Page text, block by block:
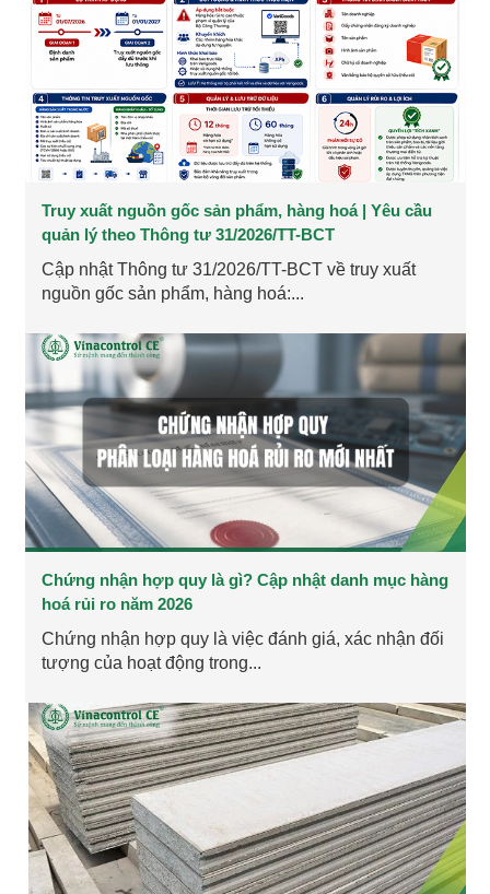
Truy xuất nguồn gốc sản phẩm, hàng hoá | Yêu cầu
quản lý theo Thông tư 31/2026/TT-BCT
Cập nhật Thông tư 31/2026/TT-BCT về truy xuất
nguồn gốc sản phẩm, hàng hoá:...
Chứng nhận hợp quy là gì? Cập nhật danh mục hàng
hoá rủi ro năm 2026
Chứng nhận hợp quy là việc đánh giá, xác nhận đối
tượng của hoạt động trong...